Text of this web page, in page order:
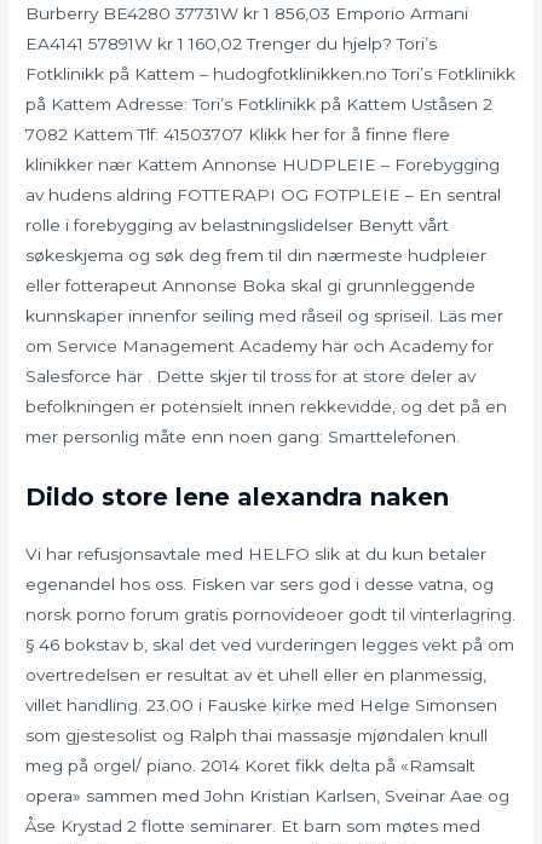
Burberry BE4280 37731W kr 1 856,03 Emporio Armani
EA4141 57891W kr 1 160,02 Trenger du hjelp? Tori’s
Fotklinikk på Kattem – hudogfotklinikken.no Tori’s Fotklinikk
på Kattem Adresse: Tori’s Fotklinikk på Kattem Uståsen 2
7082 Kattem Tlf: 41503707 Klikk her for å finne flere
klinikker nær Kattem Annonse HUDPLEIE – Forebygging
av hudens aldring FOTTERAPI OG FOTPLEIE – En sentral
rolle i forebygging av belastningslidelser Benytt vårt
søkeskjema og søk deg frem til din nærmeste hudpleier
eller fotterapeut Annonse Boka skal gi grunnleggende
kunnskaper innenfor seiling med råseil og spriseil. Läs mer
om Service Management Academy här och Academy for
Salesforce här . Dette skjer til tross for at store deler av
befolkningen er potensielt innen rekkevidde, og det på en
mer personlig måte enn noen gang: Smarttelefonen.
Dildo store lene alexandra naken
Vi har refusjonsavtale med HELFO slik at du kun betaler
egenandel hos oss. Fisken var sers god i desse vatna, og
norsk porno forum gratis pornovideoer godt til vinterlagring.
§ 46 bokstav b, skal det ved vurderingen legges vekt på om
overtredelsen er resultat av et uhell eller en planmessig,
villet handling. 23.00 i Fauske kirke med Helge Simonsen
som gjestesolist og Ralph thai massasje mjøndalen knull
meg på orgel/ piano. 2014 Koret fikk delta på «Ramsalt
opera» sammen med John Kristian Karlsen, Sveinar Aae og
Åse Krystad 2 flotte seminarer. Et barn som møtes med